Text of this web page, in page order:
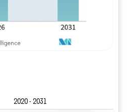
2020 - 2031